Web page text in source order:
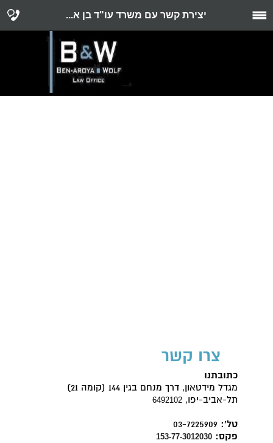
יצירת קשר עם משרד עו"ד בן א...
צרו קשר
כתובתנו
מגדל מידטאון, דרך מנחם בגין 144 (קומה 21)
תל-אביב-יפו,6492102
טל':
פקס: 153-77-3012030